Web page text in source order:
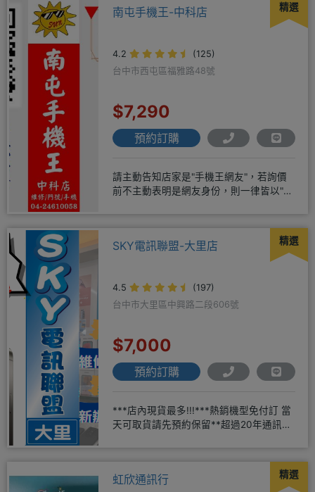
精選
南屯手機王-中科店
4.2
(125)
台中市西屯區福雅路48號
$7,290
預約訂購
請主動告知店家是"手機王網友"，若詢價
前不主動表明是網友身份，則一律皆以"現
精選
SKY電訊聯盟-大里店
4.5
(197)
台中市大里區中興路二段606號
$7,000
預約訂購
***店內現貨最多!!!***熱銷機型免付訂 當
天可取貨請先預約保留**超過20年通訊經
精選
虹欣通訊行